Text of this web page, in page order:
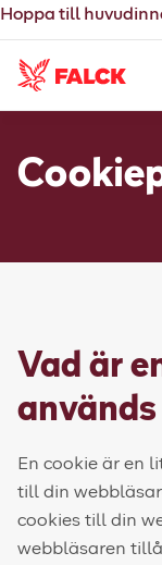
Hoppa till
Vad är
En cookie är en
till din
cookies till din
webbläsaren